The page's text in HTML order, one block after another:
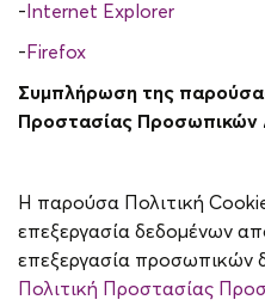
- Internet Explorer
- Firefox
Συμπλήρωση της
Προστασίας
Η παρούσα Πολιτική
επεξεργασία δεδομένων
επεξεργασία προσωπικών
Πολιτική Προστασίας